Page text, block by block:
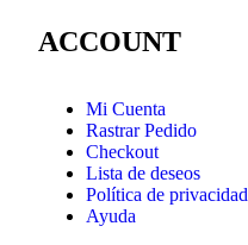
ACCOUNT
Mi Cuenta
Rastrar Pedido
Checkout
Lista de deseos
Política de privacidad
Ayuda